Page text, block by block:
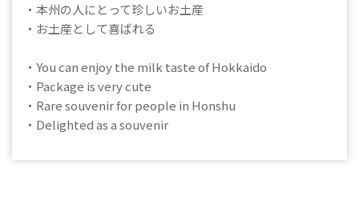
・本州の人にとって珍しいお土産
・お土産として喜ばれる
・You can enjoy the milk taste of Hokkaido
・Package is very cute
・Rare souvenir for people in Honshu
・Delighted as a souvenir